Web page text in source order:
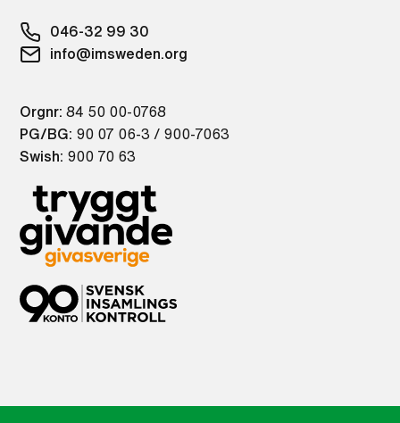
046-32 99 30
info@imsweden.org
Orgnr: 84 50 00-0768
PG/BG: 90 07 06-3 / 900-7063
Swish: 900 70 63